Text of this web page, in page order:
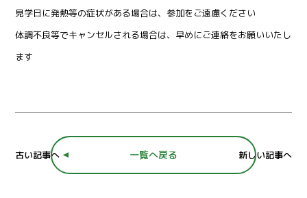
見学日に発熱等の症状がある場合は、参加をご遠慮ください
体調不良等でキャンセルされる場合は、早めにご連絡をお願いいたし
ます
古い記事へ 新しい記事へ
一覧へ戻る